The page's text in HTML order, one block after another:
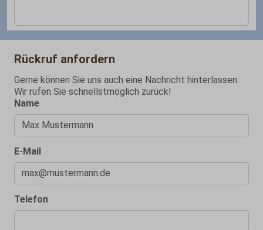
Rückruf anfordern
Gerne können Sie uns auch eine Nachricht hinterlassen.
Wir rufen Sie schnellstmöglich zurück!
Name
E-Mail
Telefon